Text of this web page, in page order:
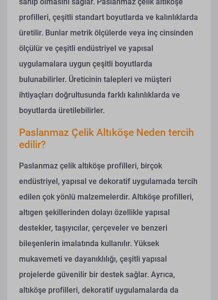
profilleri, çeşitli standart boyutlarda ve kalınlıklarda
üretilir. Bunlar metrik ölçülerde veya inç cinsinden
ölçülür ve çeşitli endüstriyel ve yapısal
uygulamalara uygun çeşitli boyutlarda
bulunabilirler. Üreticinin talepleri ve müşteri
ihtiyaçları doğrultusunda farklı kalınlıklarda ve
boyutlarda üretilebilirler.
Paslanmaz Çelik Altıköşe Neden tercih
edilir?
Paslanmaz çelik altıköşe profilleri, birçok
endüstriyel, yapısal ve dekoratif uygulamada tercih
edilen çok yönlü malzemelerdir. Altıköşe profilleri,
altıgen şekillerinden dolayı özellikle yapısal
destekler, taşıyıcılar, çerçeveler ve benzeri
bileşenlerin imalatında kullanılır. Yüksek
mukavemeti ve dayanıklılığı, çeşitli yapısal
projelerde güvenilir bir destek sağlar. Ayrıca,
altıköşe profilleri, dekoratif uygulamalarda da